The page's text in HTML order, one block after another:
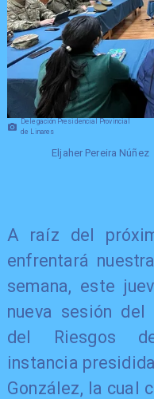
Delegación Presidencial Provincial
de Linares
Eljaher Pereira Núñez
A raíz del
enfrentará
semana, este
nueva sesión
del Riesgos
instancia
González, la cual